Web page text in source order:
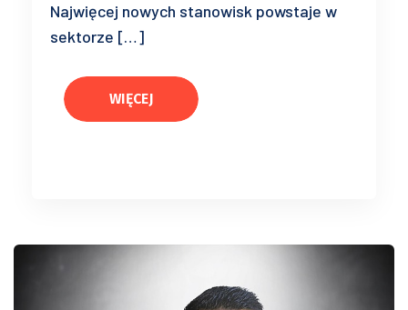
Najwięcej nowych stanowisk powstaje w
sektorze […]
WIĘCEJ